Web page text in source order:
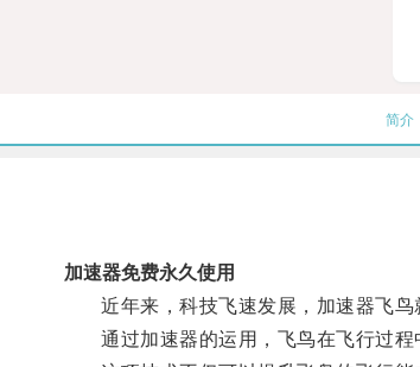
简介
加速器免费永久使用
近年来，科技飞速发展，加速器飞鸟
通过加速器的运用，飞鸟在飞行过程